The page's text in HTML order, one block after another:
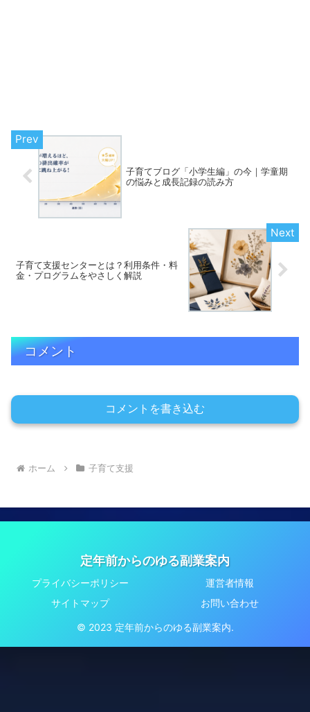
子育てブログ「小学生編」の今｜学童期
の悩みと成長記録の読み方
子育て支援センターとは？利用条件・料
金・プログラムをやさしく解説
コメント
コメントを書き込む
ホーム 子育て支援
定年前からのゆる副業案内
プライバシーポリシー
運営者情報
サイトマップ
お問い合わせ
© 2023 定年前からのゆる副業案内.